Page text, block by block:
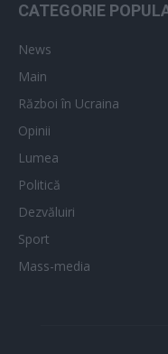
CATEGORIE
News
Main
Război în Ucraina
Opinii
Lumea
Politică
Dezvăluiri
Sport
Mass-media